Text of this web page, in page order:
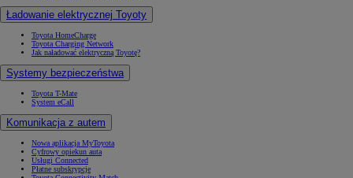
Ładowanie elektrycznej Toyoty
Toyota HomeCharge
Toyota Charging Network
Jak naładować elektryczną Toyotę?
Systemy bezpieczeństwa
Toyota T-Mate
System eCall
Komunikacja z autem
Nowa aplikacja MyToyota
Cyfrowy opiekun auta
Usługi Connected
Płatne subskrypcje